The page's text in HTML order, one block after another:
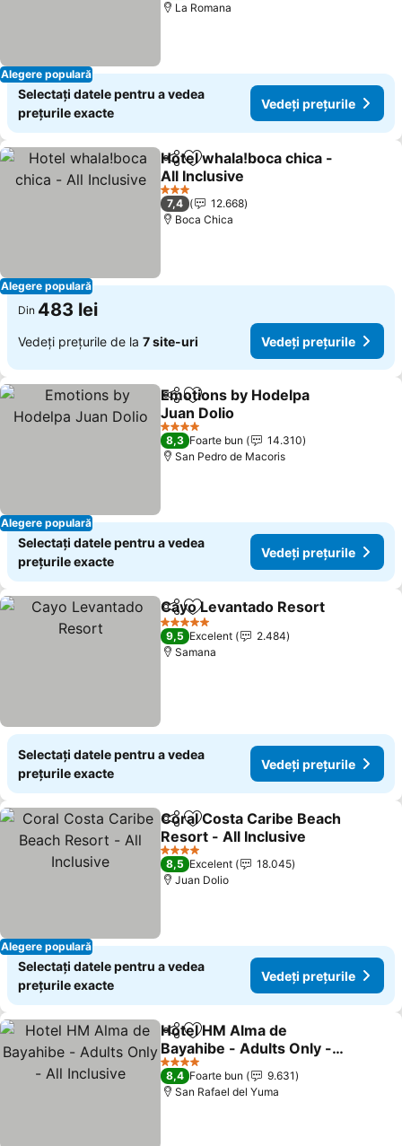
Alegere populară
La Romana
Selectați datele pentru a vedea
prețurile exacte
Vedeți prețurile
Alegere populară
DistribuițiAdăugaţi la favorite
Hotel whala!boca chica -
All Inclusive
Vedeți prețurile
3 Stele
7,4
12.668
Boca Chica
Din 483 lei
Vedeți prețurile de la 7 site-uri Vedeți prețurile
Alegere populară
DistribuițiAdăugaţi la favorite
Emotions by Hodelpa
Juan Dolio
Vedeți prețurile
4 Stele
8,3 Foarte bun
14.310
San Pedro de Macoris
Selectați datele pentru a vedea
prețurile exacte
Vedeți prețurile
DistribuițiAdăugaţi la favorite
Cayo Levantado Resort
5 Stele
9,5 Excelent
2.484
Samana
Selectați datele pentru a vedea
prețurile exacte
Vedeți prețurile
Alegere populară
DistribuițiAdăugaţi la favorite
Coral Costa Caribe Beach
Resort - All Inclusive
Vedeți prețurile
4 Stele
8,5 Excelent
18.045
Juan Dolio
Selectați datele pentru a vedea
prețurile exacte
Vedeți prețurile
DistribuițiAdăugaţi la favorite
Hotel HM Alma de
Bayahibe - Adults Only -
All Inclusive
Vedeți prețurile
4 Stele
8,4 Foarte bun
9.631
San Rafael del Yuma